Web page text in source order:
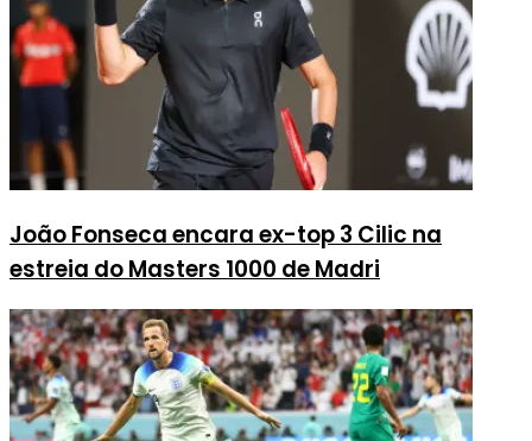
João Fonseca encara ex-top 3 Cilic na
estreia do Masters 1000 de Madri